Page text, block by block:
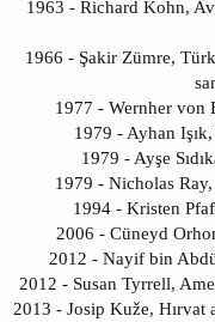
1963 - Richard Kohn,
1966 - Şakir Zümre,
1977 - Wernher von
1979 - Ayhan
1979 - Ayşe
1979 - Nicholas
1994 - Kristen
2006 - Cüneyd
2012 - Nayif bin
2012 - Susan Tyrrell,
2013 - Josip Kuže, Hırvat